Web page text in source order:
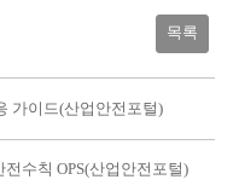
목록
가이드(산업안전포털)
수칙 OPS(산업안전포털)